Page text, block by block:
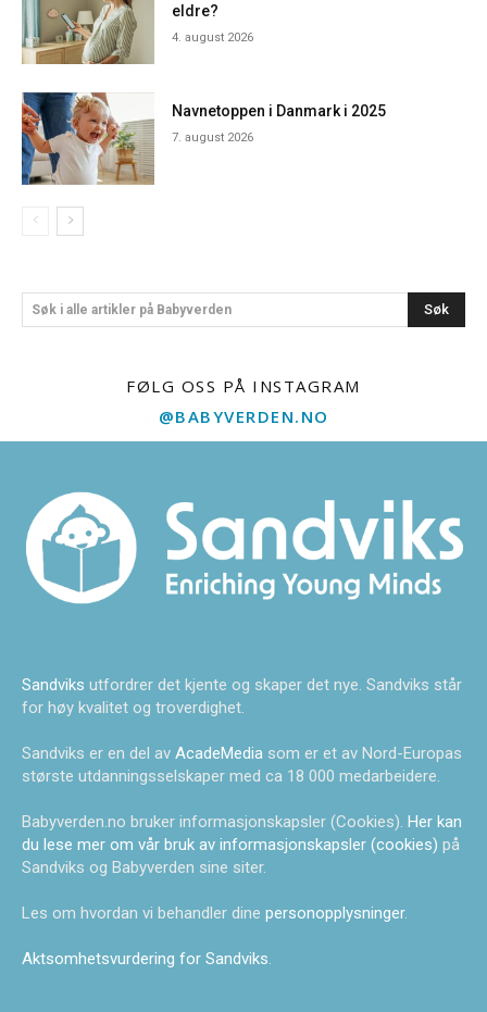
eldre?
4. august 2026
Navnetoppen i Danmark i 2025
7. august 2026
Søk i alle artikler på Babyverden Søk
FØLG OSS PÅ INSTAGRAM
@BABYVERDEN.NO
Sandviks utfordrer det kjente og skaper det nye. Sandviks står
for høy kvalitet og troverdighet.
Sandviks er en del av AcadeMedia som er et av Nord-Europas
største utdanningsselskaper med ca 18 000 medarbeidere.
Babyverden.no bruker informasjonskapsler (Cookies). Her kan
du lese mer om vår bruk av informasjonskapsler (cookies) på
Sandviks og Babyverden sine siter.
Les om hvordan vi behandler dine personopplysninger.
Aktsomhetsvurdering for Sandviks.